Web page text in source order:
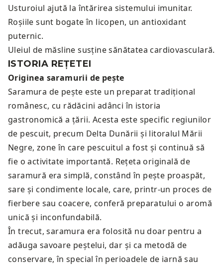
Usturoiul ajută la întărirea sistemului imunitar.
Roșiile sunt bogate în licopen, un antioxidant
puternic.
Uleiul de măsline susține sănătatea cardiovasculară.
ISTORIA REȚETEI
Originea saramurii de pește
Saramura de pește este un preparat tradițional
românesc, cu rădăcini adânci în istoria
gastronomică a țării. Acesta este specific regiunilor
de pescuit, precum Delta Dunării și litoralul Mării
Negre, zone în care pescuitul a fost și continuă să
fie o activitate importantă. Rețeta originală de
saramură era simplă, constând în pește proaspăt,
sare și condimente locale, care, printr-un proces de
fierbere sau coacere, conferă preparatului o aromă
unică și inconfundabilă.
În trecut, saramura era folosită nu doar pentru a
adăuga savoare peștelui, dar și ca metodă de
conservare, în special în perioadele de iarnă sau